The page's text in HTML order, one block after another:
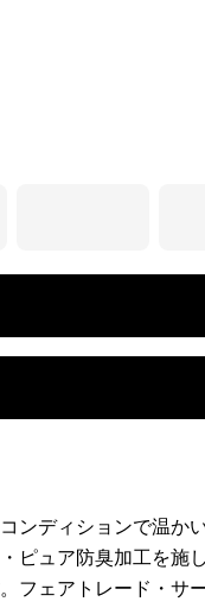
ンディションで温か
ピュア防臭加工を施
フェアトレード・サ